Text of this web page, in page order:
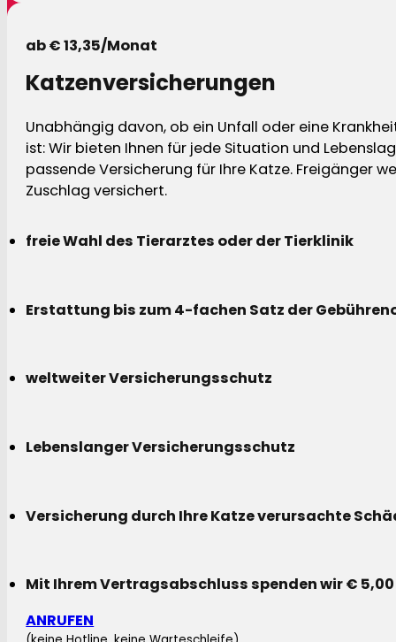
ab € 13,35/Monat
Katzenversicherungen
Unabhängig davon, ob ein Unfall oder eine
ist: Wir bieten Ihnen für jede Situation und
passende Versicherung für Ihre Katze. Freigänger
Zuschlag versichert.
freie Wahl des Tierarztes oder der Tierklinik
Erstattung bis zum 4-fachen Satz der
weltweiter Versicherungsschutz
Lebenslanger Versicherungsschutz
Versicherung durch Ihre Katze verursachte
Mit Ihrem Vertragsabschluss spenden wir €
ANRUFEN